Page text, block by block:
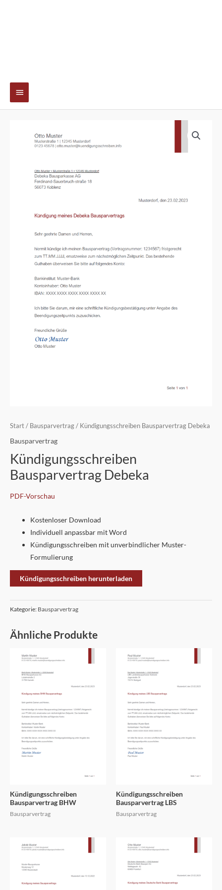
Hauptmenü
Start / Bausparvertrag / Kündigungsschreiben Bausparvertrag Debeka
Bausparvertrag
Kündigungsschreiben
Bausparvertrag Debeka
PDF-Vorschau
Kostenloser Download
Individuell anpassbar mit Word
Kündigungsschreiben mit unverbindlicher Muster-
Formulierung
Kündigungsschreiben herunterladen
Kategorie: Bausparvertrag
Ähnliche Produkte
Kündigungsschreiben
Bausparvertrag BHW
Bausparvertrag
Kündigungsschreiben
Bausparvertrag LBS
Bausparvertrag